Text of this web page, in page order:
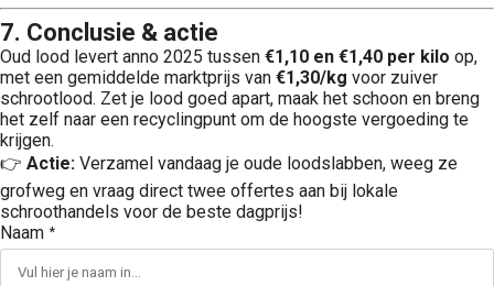
7. Conclusie & actie
Oud lood levert anno 2025 tussen €1,10 en €1,40 per kilo op,
met een gemiddelde marktprijs van €1,30/kg voor zuiver
schrootlood. Zet je lood goed apart, maak het schoon en breng
het zelf naar een recycling­punt om de hoogste vergoeding te
krijgen.
👉 Actie: Verzamel vandaag je oude loodslabben, weeg ze
grofweg en vraag direct twee offertes aan bij lokale
schroothandels voor de beste dagprijs!
Naam *